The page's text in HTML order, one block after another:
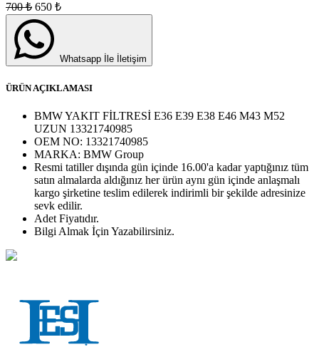
700₺ 650 ₺
Whatsapp İle İletişim
ÜRÜN AÇIKLAMASI
BMW YAKIT FİLTRESİ E36 E39 E38 E46 M43 M52
UZUN 13321740985
OEM NO: 13321740985
MARKA: BMW Group
Resmi tatiller dışında gün içinde 16.00'a kadar yaptığınız tüm
satın almalarda aldığınız her ürün aynı gün içinde anlaşmalı
kargo şirketine teslim edilerek indirimli bir şekilde adresinize
sevk edilir.
Adet Fiyatıdır.
Bilgi Almak İçin Yazabilirsiniz.